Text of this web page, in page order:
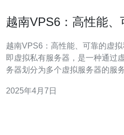
越南VPS6：高性能、
越南VPS6：高性能、可靠的虚拟私有
即虚拟私有服务器，是一种通过
务器划分为多个虚拟服务器的服
越南VPS6是一家提供高性能、可
2025年4月7日